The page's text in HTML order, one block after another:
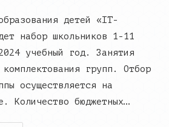
детей «IT-
набор школьников 1-11
учебный год. Занятия
групп. Отбор
осуществляется на
Количество бюджетных…